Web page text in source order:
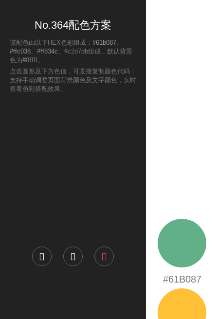
No.364配色方案
该配色由以下HEX色彩组成： #61b087、
#ffc038、 #ff834c 、#c2d7db组成，默认背景
色为#ffffff。
点击圆形及下方色值，可直接复制颜色代码；
支持手动调整页面背景颜色及文字颜色，实时
查看色彩搭配效果。
#61B087